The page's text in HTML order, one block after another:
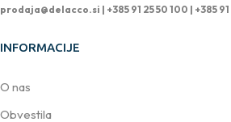
prodaja@delacco.si | +385 91 25 50 100 | +385
INFORMACIJE
O nas
Obvestila